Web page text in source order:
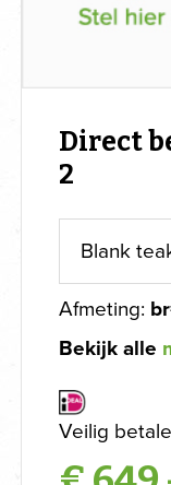
Direct
2
Afmeting:
Bekijk alle
Veilig